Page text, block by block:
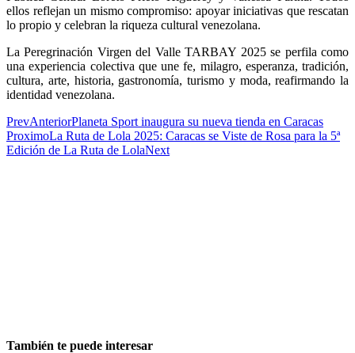
ellos reflejan un mismo compromiso: apoyar iniciativas que rescatan
lo propio y celebran la riqueza cultural venezolana.
La Peregrinación Virgen del Valle TARBAY 2025 se perfila como
una experiencia colectiva que une fe, milagro, esperanza, tradición,
cultura, arte, historia, gastronomía, turismo y moda, reafirmando la
identidad venezolana.
PrevAnteriorPlaneta Sport inaugura su nueva tienda en Caracas
ProximoLa Ruta de Lola 2025: Caracas se Viste de Rosa para la 5ª
Edición de La Ruta de LolaNext
También te puede interesar